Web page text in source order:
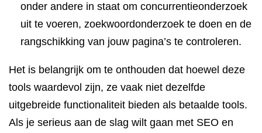
onder andere in staat om concurrentieonderzoek
uit te voeren, zoekwoordonderzoek te doen en de
rangschikking van jouw pagina’s te controleren.
Het is belangrijk om te onthouden dat hoewel deze
tools waardevol zijn, ze vaak niet dezelfde
uitgebreide functionaliteit bieden als betaalde tools.
Als je serieus aan de slag wilt gaan met SEO en